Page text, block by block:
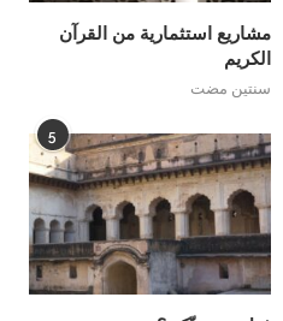
مشاريع استثمارية من القرآن
الكريم
سنتين مضت
5